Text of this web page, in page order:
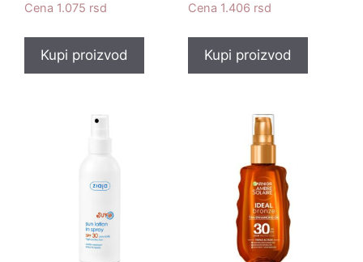
1.075 rsd
Kupi proizvod
1.406 rsd
Kupi proizvod